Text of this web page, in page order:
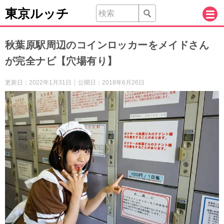
東京ルッチ
秋葉原駅周辺のコインロッカーをメイドさん
が完全ナビ【穴場有り】
更新日： 2022年1月31日 公開日： 2018年6月26日